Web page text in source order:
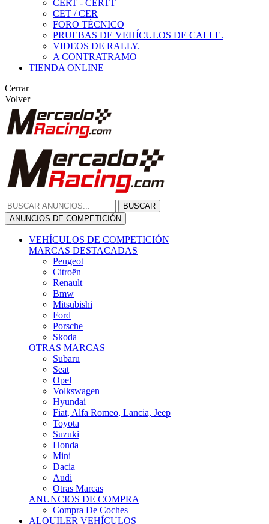
CERT - CERTT
CET / CER
FORO TÉCNICO
PRUEBAS DE VEHÍCULOS DE CALLE.
VIDEOS DE RALLY.
A CONTRATRAMO
TIENDA ONLINE
Cerrar
Volver
BUSCAR
ANUNCIOS DE COMPETICIÓN
VEHÍCULOS DE COMPETICIÓN
MARCAS DESTACADAS
Peugeot
Citroën
Renault
Bmw
Mitsubishi
Ford
Porsche
Skoda
OTRAS MARCAS
Subaru
Seat
Opel
Volkswagen
Hyundai
Fiat, Alfa Romeo, Lancia, Jeep
Toyota
Suzuki
Honda
Mini
Dacia
Audi
Otras Marcas
ANUNCIOS DE COMPRA
Compra De Coches
ALQUILER VEHÍCULOS